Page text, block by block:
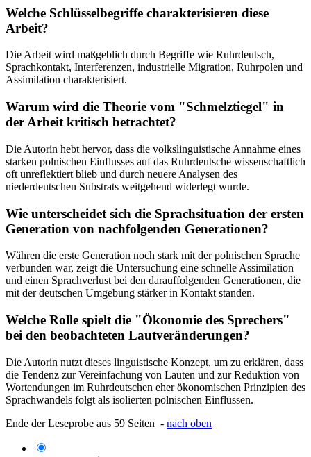
Welche Schlüsselbegriffe charakterisieren diese
Arbeit?
Die Arbeit wird maßgeblich durch Begriffe wie Ruhrdeutsch,
Sprachkontakt, Interferenzen, industrielle Migration, Ruhrpolen und
Assimilation charakterisiert.
Warum wird die Theorie vom "Schmelztiegel" in
der Arbeit kritisch betrachtet?
Die Autorin hebt hervor, dass die volkslinguistische Annahme eines
starken polnischen Einflusses auf das Ruhrdeutsche wissenschaftlich
oft unreflektiert blieb und durch neuere Analysen des
niederdeutschen Substrats weitgehend widerlegt wurde.
Wie unterscheidet sich die Sprachsituation der ersten
Generation von nachfolgenden Generationen?
Währen die erste Generation noch stark mit der polnischen Sprache
verbunden war, zeigt die Untersuchung eine schnelle Assimilation
und einen Sprachverlust bei den darauffolgenden Generationen, die
mit der deutschen Umgebung stärker in Kontakt standen.
Welche Rolle spielt die "Ökonomie des Sprechers"
bei den beobachteten Lautveränderungen?
Die Autorin nutzt dieses linguistische Konzept, um zu erklären, dass
die Tendenz zur Vereinfachung von Lauten und zur Reduktion von
Wortendungen im Ruhrdeutschen eher ökonomischen Prinzipien des
Sprachwandels folgt als isolierten polnischen Einflüssen.
Ende der Leseprobe aus 59 Seiten - nach oben